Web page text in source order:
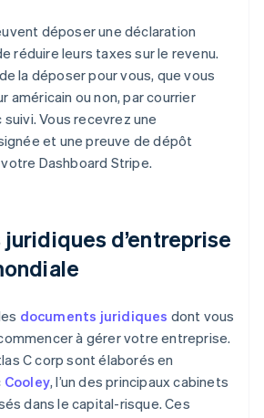
déposer une déclaration
réduire leurs taxes sur le revenu.
la déposer pour vous, que vous
américain ou non, par courrier
Vous recevrez une
et une preuve de dépôt
Dashboard Stripe.
d’entreprise
documents juridiques dont vous
à gérer votre entreprise.
C corp sont élaborés en
Cooley, l’un des principaux cabinets
dans le capital-risque. Ces